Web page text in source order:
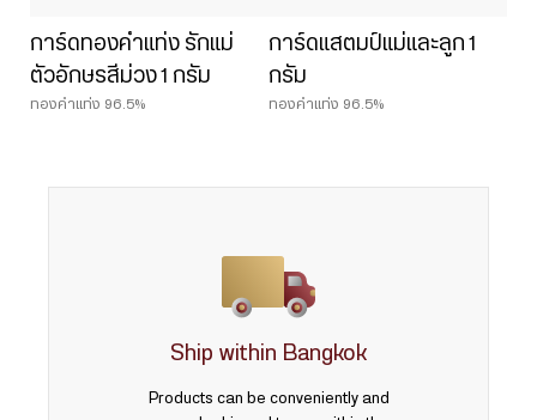
การ์ดทองคำแท่ง รักแม่
ตัวอักษรสีม่วง 1 กรัม
ทองคำแท่ง 96.5%
การ์ดแสตมป์แม่และลูก 1
กรัม
ทองคำแท่ง 96.5%
Ship within Bangkok
Products can be conveniently and